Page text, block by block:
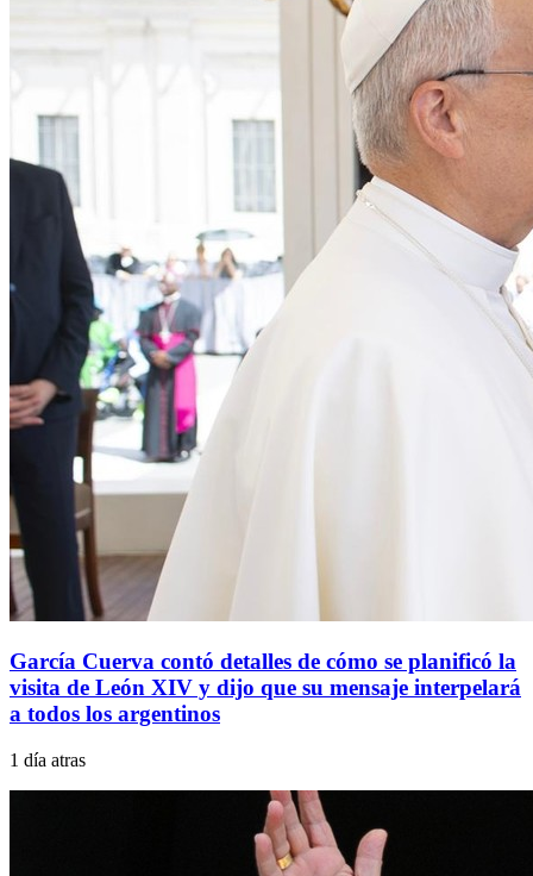
García Cuerva contó detalles de cómo se planificó la
visita de León XIV y dijo que su mensaje interpelará
a todos los argentinos
1 día atras